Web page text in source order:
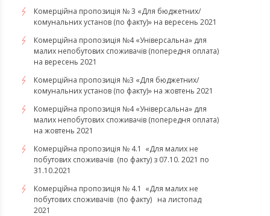
Комерційна пропозиція № 3 «Для бюджетних/
комунальних установ (по факту)» на вересень 2021
Комерційна пропозиція №4 «Універсальна» для
малих непобутових споживачів (попередня оплата)
на вересень 2021
Комерційна пропозиція №3 «Для бюджетних/
комунальних установ (по факту)» на жовтень 2021
Комерційна пропозиція №4 «Універсальна» для
малих непобутових споживачів (попередня оплата)
на жовтень 2021
Комерційна пропозиція № 4.1 «Для малих не
побутових споживачів (по факту) з 07.10. 2021 по
31.10.2021
​​​​​​​Комерційна пропозиція № 4.1 «Для малих не
побутових споживачів (по факту) на листопад
2021